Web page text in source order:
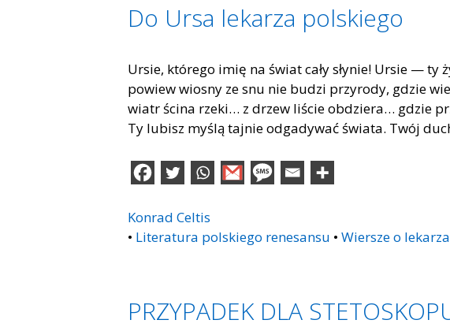
Do Ursa lekarza polskiego
Ursie, którego imię na świat cały słynie! Ursie — ty
powiew wiosny ze snu nie budzi przyrody, gdzie
wiatr ścina rzeki… z drzew liście obdziera… gdzie
Ty lubisz myślą tajnie odgadywać świata. Twój
Konrad Celtis
• Literatura polskiego renesansu • Wiersze o
PRZYPADEK DLA